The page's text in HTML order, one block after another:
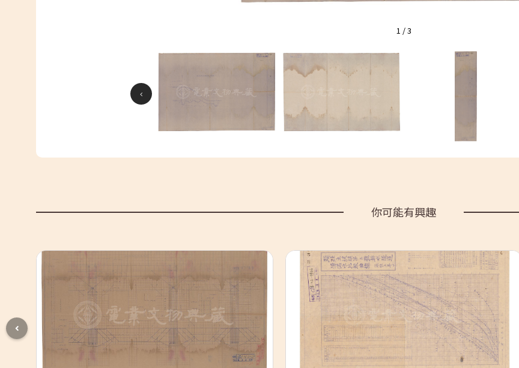
1 /3
你可能有興趣